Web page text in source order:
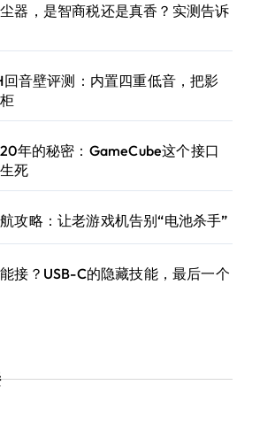
器，是智商税还是真香？实测告诉
音壁评测：内置四重低音，把影
年的秘密：GameCube这个接口
死
攻略：让老游戏机告别“电池杀手”
接？USB-C的隐藏技能，最后一个